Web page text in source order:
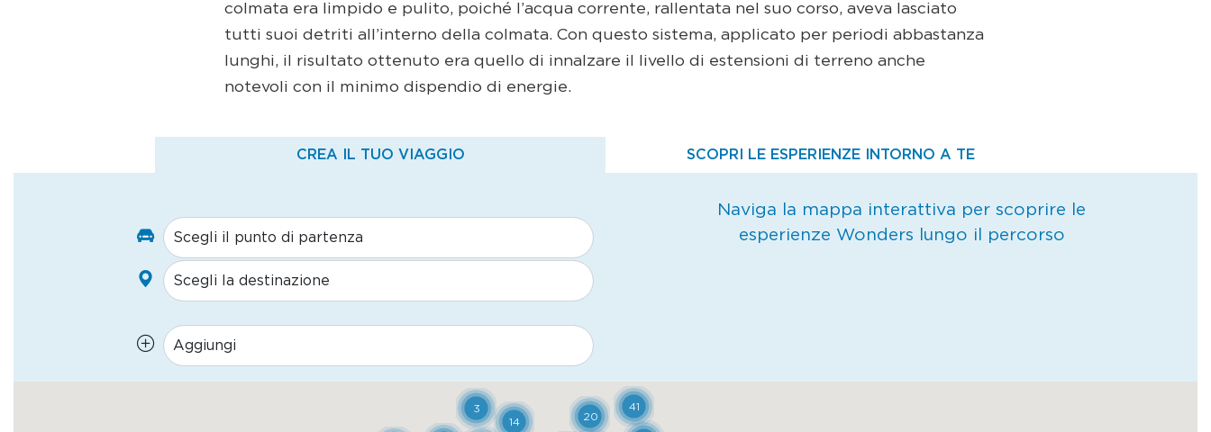
colmata era limpido e pulito, poiché l’acqua corrente, rallentata nel suo corso, aveva lasciato
tutti suoi detriti all’interno della colmata. Con questo sistema, applicato per periodi abbastanza
lunghi, il risultato ottenuto era quello di innalzare il livello di estensioni di terreno anche
notevoli con il minimo dispendio di energie.